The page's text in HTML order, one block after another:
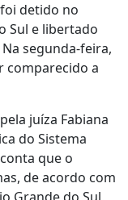
detido no
Sul e libertado
segunda-feira,
comparecido a
juíza Fabiana
do Sistema
que o
de acordo com